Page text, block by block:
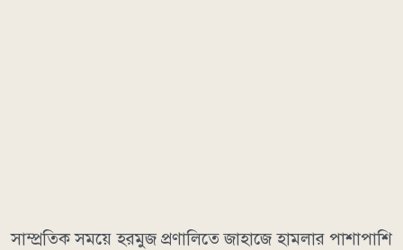
সাম্প্রতিক সময়ে হরমুজ প্রণালিতে জাহাজে হামলার পাশাপাশি